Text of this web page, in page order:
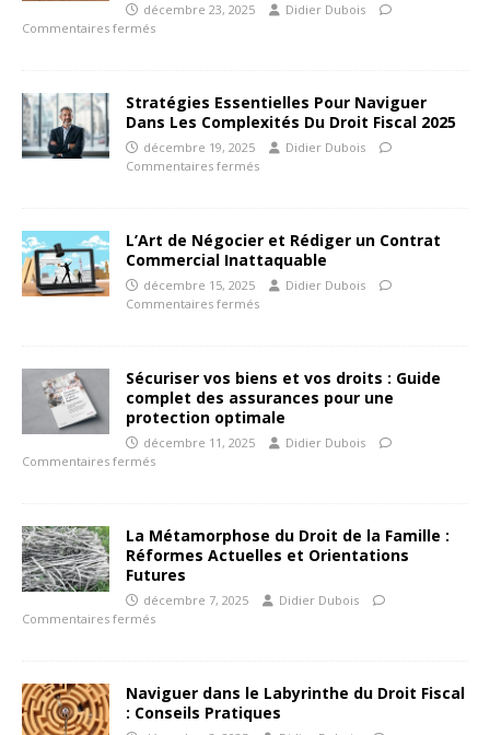
décembre 23, 2025
Didier Dubois
Commentaires fermés
Stratégies Essentielles Pour Naviguer
Dans Les Complexités Du Droit Fiscal 2025
décembre 19, 2025
Didier Dubois
Commentaires fermés
L’Art de Négocier et Rédiger un Contrat
Commercial Inattaquable
décembre 15, 2025
Didier Dubois
Commentaires fermés
Sécuriser vos biens et vos droits : Guide
complet des assurances pour une
protection optimale
décembre 11, 2025
Didier Dubois
Commentaires fermés
La Métamorphose du Droit de la Famille :
Réformes Actuelles et Orientations
Futures
décembre 7, 2025
Didier Dubois
Commentaires fermés
Naviguer dans le Labyrinthe du Droit Fiscal
: Conseils Pratiques